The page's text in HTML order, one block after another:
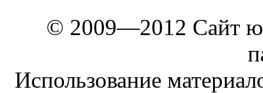
© 2009—2012 Сайт
Использование